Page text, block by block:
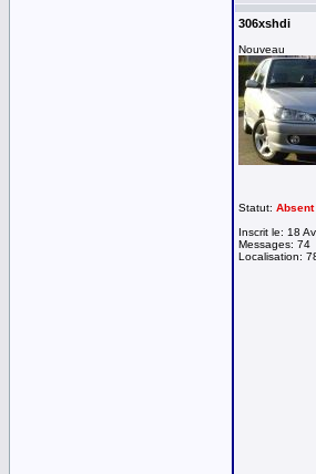
306xshdi
Nouveau
Statut: Absent
Inscrit le: 18
Messages: 74
Localisation: